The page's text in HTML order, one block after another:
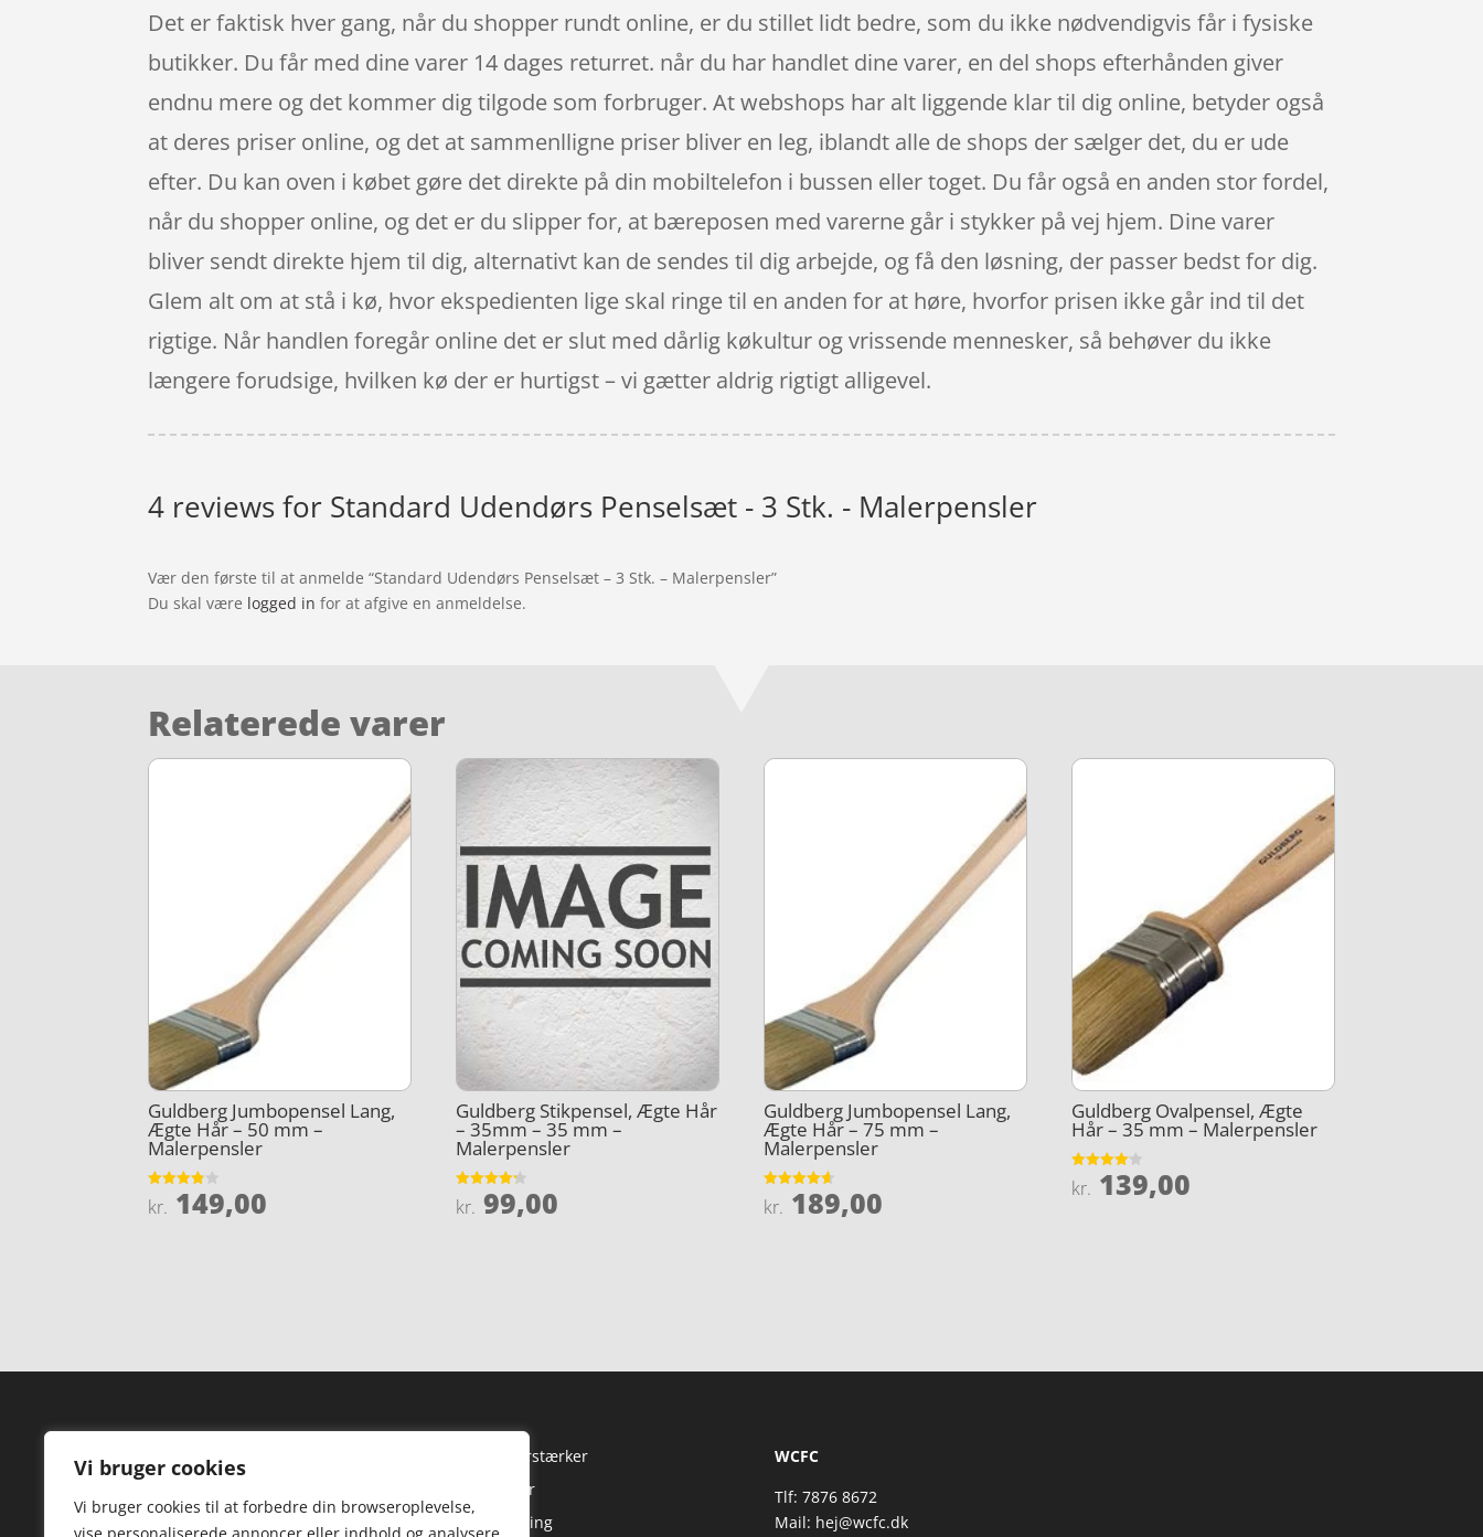
Vi bruger cookies
Vi bruger cookies til at forbedre din browseroplevelse,
Det er faktisk hver gang, når du shopper rundt online, er du stillet lidt bedre, som du ikke nødvendigvis får i fysiske
butikker. Du får med dine varer 14 dages returret. når du har handlet dine varer, en del shops efterhånden giver
endnu mere og det kommer dig tilgode som forbruger. At webshops har alt liggende klar til dig online, betyder også
at deres priser online, og det at sammenlligne priser bliver en leg, iblandt alle de shops der sælger det, du er ude
efter. Du kan oven i købet gøre det direkte på din mobiltelefon i bussen eller toget. Du får også en anden stor fordel,
når du shopper online, og det er du slipper for, at bæreposen med varerne går i stykker på vej hjem. Dine varer
bliver sendt direkte hjem til dig, alternativt kan de sendes til dig arbejde, og få den løsning, der passer bedst for dig.
Glem alt om at stå i kø, hvor ekspedienten lige skal ringe til en anden for at høre, hvorfor prisen ikke går ind til det
rigtige. Når handlen foregår online det er slut med dårlig køkultur og vrissende mennesker, så behøver du ikke
længere forudsige, hvilken kø der er hurtigst – vi gætter aldrig rigtigt alligevel.
4 reviews for Standard Udendørs Penselsæt - 3 Stk. - Malerpensler
Vær den første til at anmelde “Standard Udendørs Penselsæt – 3 Stk. – Malerpensler”
Du skal være logged in for at afgive en anmeldelse.
Relaterede varer
Guldberg Jumbopensel Lang,
Ægte Hår – 50 mm –
Malerpensler
Vurderet
3.8
kr. 149,00
Guldberg Stikpensel, Ægte Hår
– 35mm – 35 mm –
Malerpensler
Vurderet
4.2
kr. 99,00
Guldberg Jumbopensel Lang,
Ægte Hår – 75 mm –
Malerpensler
Vurderet
4.6
kr. 189,00
Guldberg Ovalpensel, Ægte
Hår – 35 mm – Malerpensler
Vurderet
4.1
kr. 139,00
Forside
Kontakt
HiFi Forstærker
Højtaler
Streaming
WCFC
Tlf: 7876 8672
Mail: hej@wcfc.dk